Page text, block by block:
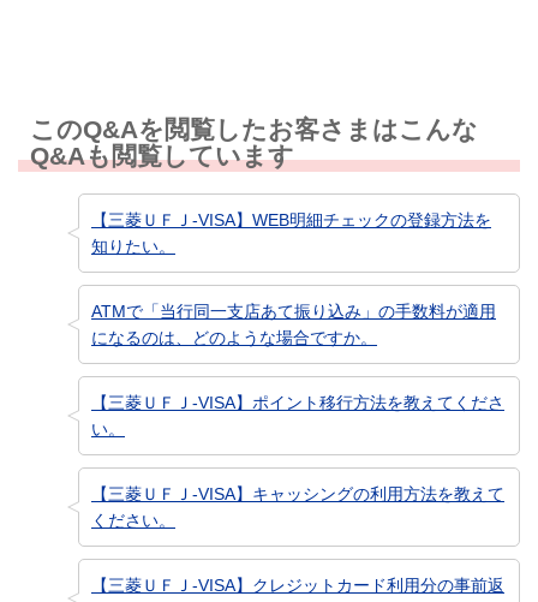
このQ&Aを閲覧したお客さまはこんな
Q&Aも閲覧しています
【三菱ＵＦＪ-VISA】WEB明細チェックの登録方法を
知りたい。
ATMで「当行同一支店あて振り込み」の手数料が適用
になるのは、どのような場合ですか。
【三菱ＵＦＪ-VISA】ポイント移行方法を教えてくださ
い。
【三菱ＵＦＪ-VISA】キャッシングの利用方法を教えて
ください。
【三菱ＵＦＪ-VISA】クレジットカード利用分の事前返